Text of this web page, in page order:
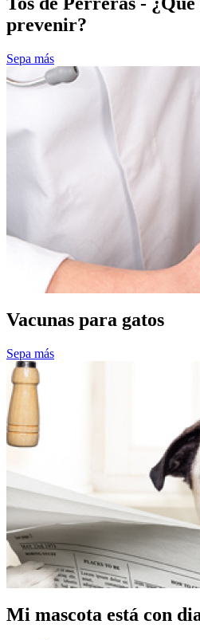
prevenir?
Sepa más
Vacunas para gatos
Sepa más
Mi mascota está con